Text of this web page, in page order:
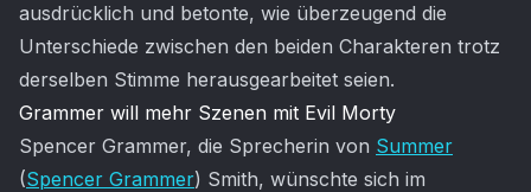
ausdrücklich und betonte, wie überzeugend die
Unterschiede zwischen den beiden Charakteren trotz
derselben Stimme herausgearbeitet seien.
Grammer will mehr Szenen mit Evil Morty
Spencer Grammer, die Sprecherin von Summer
(Spencer Grammer) Smith, wünschte sich im